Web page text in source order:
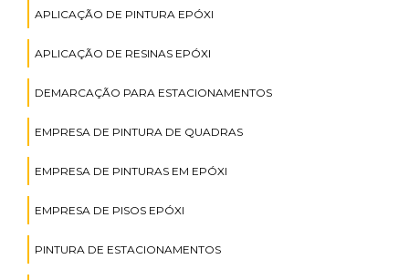
APLICAÇÃO DE PINTURA EPÓXI
APLICAÇÃO DE RESINAS EPÓXI
DEMARCAÇÃO PARA ESTACIONAMENTOS
EMPRESA DE PINTURA DE QUADRAS
EMPRESA DE PINTURAS EM EPÓXI
EMPRESA DE PISOS EPÓXI
PINTURA DE ESTACIONAMENTOS